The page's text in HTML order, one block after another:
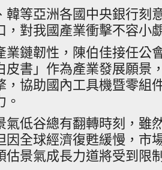
韓等亞洲各國中央銀行刻
，對我國產業衝擊不容小
業鏈韌性，陳伯佳接任公
皮書」作為產業發展願景
，協助國內工具機暨零組
。
氣低谷總有翻轉時刻，雖
因全球經濟復甦緩慢，市
估景氣成長力道將受到限